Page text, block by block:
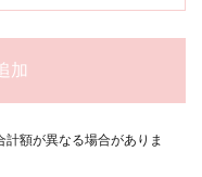
加
額が異なる場合がありま